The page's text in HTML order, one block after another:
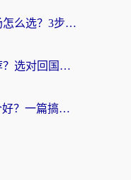
海外党必看：中国VPN机场怎么选？3步教你无缝访问国内资源（附避坑指南）
海外党必看：便宜VPN推荐？选对回国加速器才能无缝刷国内剧玩国服
海外党纠结斧牛和浩飞哪个好？一篇搞定回国加速器选择+无缝访问国内资源指南